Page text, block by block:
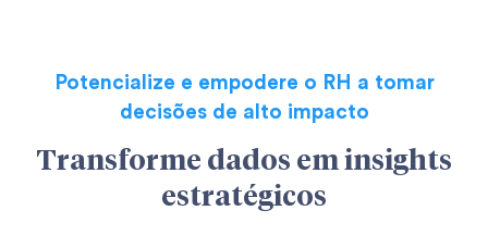
Potencialize e empodere o RH a tomar
decisões de alto impacto
Transforme dados em insights
estratégicos